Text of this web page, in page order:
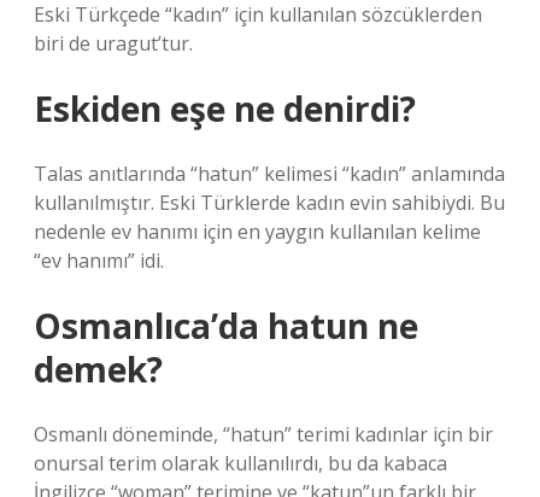
Eski Türkçede “kadın” için kullanılan sözcüklerden
biri de uragut’tur.
Eskiden eşe ne denirdi?
Talas anıtlarında “hatun” kelimesi “kadın” anlamında
kullanılmıştır. Eski Türklerde kadın evin sahibiydi. Bu
nedenle ev hanımı için en yaygın kullanılan kelime
“ev hanımı” idi.
Osmanlıca’da hatun ne
demek?
Osmanlı döneminde, “hatun” terimi kadınlar için bir
onursal terim olarak kullanılırdı, bu da kabaca